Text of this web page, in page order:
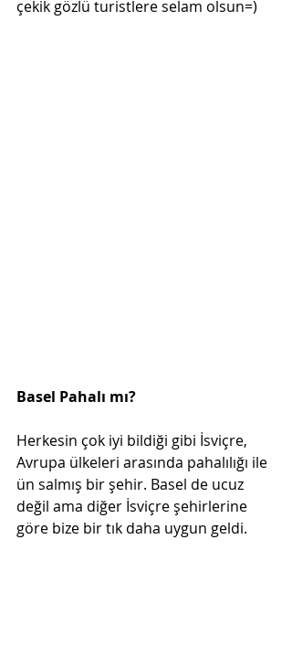
çekik gözlü turistlere selam olsun=)
Basel Pahalı mı?
Herkesin çok iyi bildiği gibi İsviçre,
Avrupa ülkeleri arasında pahalılığı ile
ün salmış bir şehir. Basel de ucuz
değil ama diğer İsviçre şehirlerine
göre bize bir tık daha uygun geldi.